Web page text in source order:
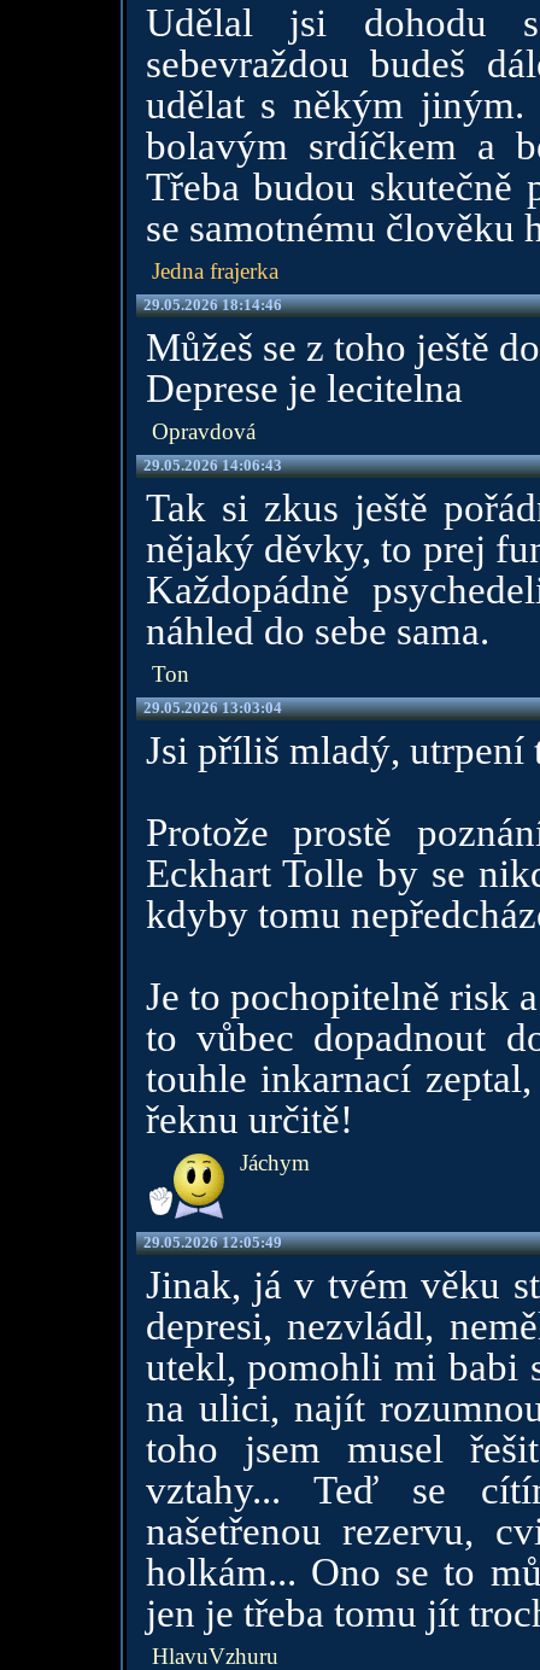
Udělal jsi dohodu
sebevraždou budeš
udělat s někým
bolavým srdíčkem a
Třeba budou skutečně
se samotnému člověku
Jedna frajerka
29.05.2026 18:14:46
Můžeš se z toho ještě
Deprese je lecitelna
Opravdová
29.05.2026 14:06:43
Tak si zkus ještě
nějaký děvky, to prej
Každopádně
náhled do sebe sama.
Ton
29.05.2026 13:03:04
Jsi příliš mladý, utrpení
Protože prostě
Eckhart Tolle by se
kdyby tomu
Je to pochopitelně risk
to vůbec dopadnout
touhle inkarnací
řeknu určitě!
Jáchym
29.05.2026 12:05:49
Jinak, já v tvém věku
depresi, nezvládl,
utekl, pomohli mi babi
na ulici, najít
toho jsem musel
vztahy... Teď se
našetřenou rezervu,
holkám... Ono se to
jen je třeba tomu jít
HlavuVzhuru